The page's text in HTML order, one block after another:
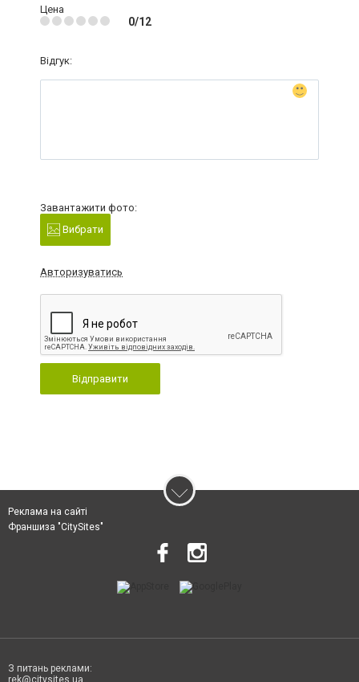
Цена
0/12
Відгук:
Завантажити фото:
Вибрати
Авторизуватись
Відправити
Реклама на сайті
Франшиза "CitySites"
З питань реклами:
rek@citysites.ua